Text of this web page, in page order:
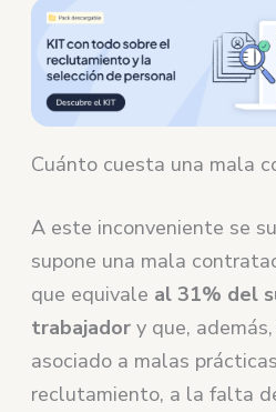
Cuánto cuesta una mala
A este inconveniente se
supone una mala
que equivale al 31% del
trabajador y que,
asociado a malas
reclutamiento, a la falta